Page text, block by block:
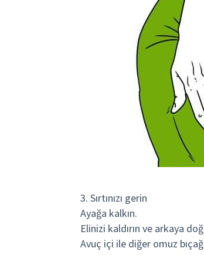
3. Sırtınızı gerin
Ayağa kalkın.
Elinizi kaldırın ve arkaya
Avuç içi ile diğer omuz